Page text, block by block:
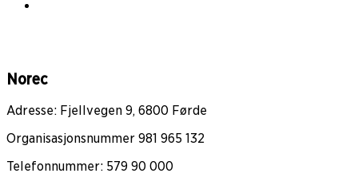
Norec
Adresse: Fjellvegen 9, 6800 Førde
Organisasjonsnummer 981 965 132
Telefonnummer: 579 90 000